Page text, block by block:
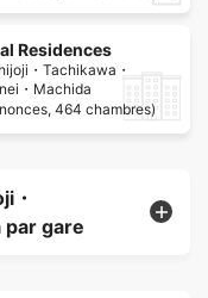
Residences
・Tachikawa・
・Machida
464 chambres)
・
par gare